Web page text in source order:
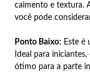
caimento e textura.
você pode
Ponto Baixo: Este é
Ideal para
ótimo para a parte